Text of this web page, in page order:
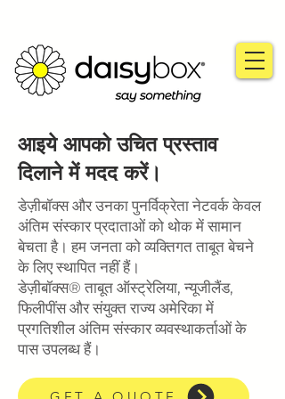
आइये आपको उचित प्रस्ताव
दिलाने में मदद करें।
डेज़ीबॉक्स और उनका पुनर्विक्रेता नेटवर्क केवल
अंतिम संस्कार प्रदाताओं को थोक में सामान
बेचता है। हम जनता को व्यक्तिगत ताबूत बेचने
के लिए स्थापित नहीं हैं।
डेज़ीबॉक्स® ताबूत ऑस्ट्रेलिया, न्यूजीलैंड,
फिलीपींस और संयुक्त राज्य अमेरिका में
प्रगतिशील अंतिम संस्कार व्यवस्थाकर्ताओं के
पास उपलब्ध हैं।